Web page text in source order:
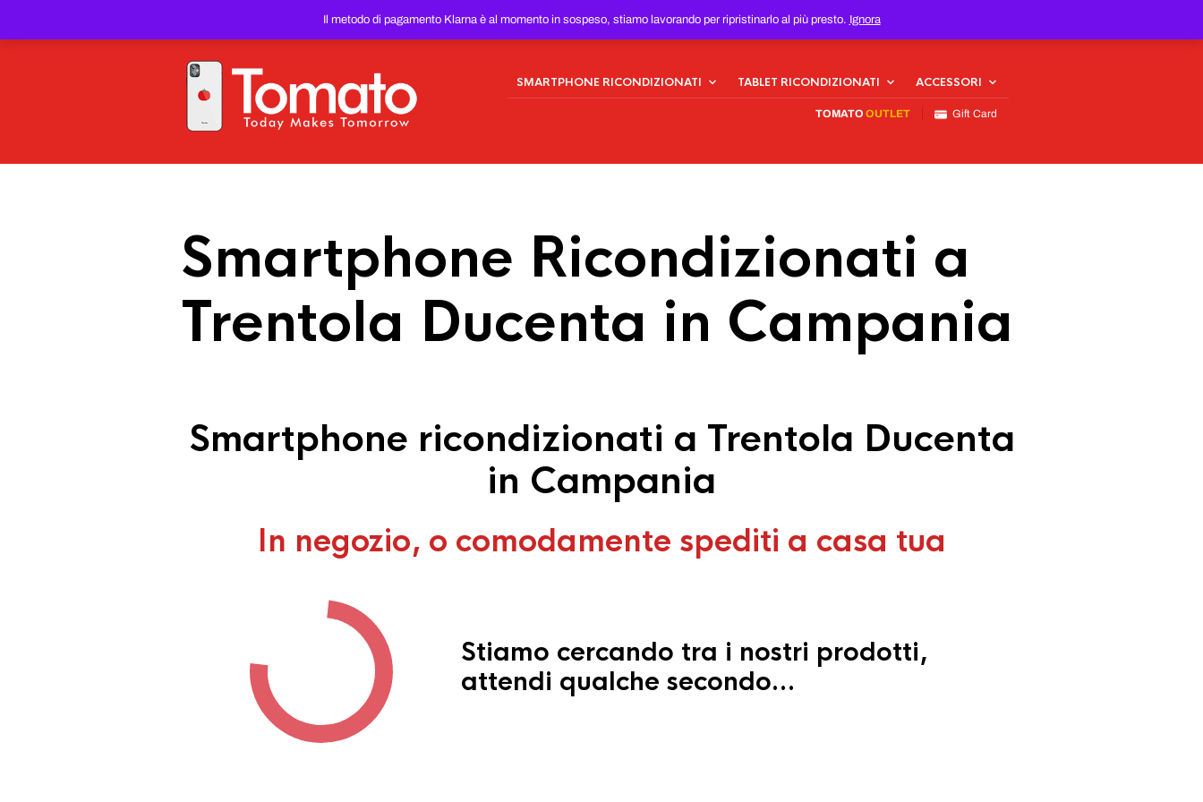
Il metodo di pagamento Klarna è al momento in sospeso, stiamo lavorando per ripristinarlo al più presto. Ignora
PREZZO DEL WEB!
SMARTPHONE RICONDIZIONATI TABLET RICONDIZIONATI ACCESSORI
TOMATO OUTLET Gift Card
Smartphone Ricondizionati a
Trentola Ducenta in Campania
Smartphone ricondizionati a Trentola Ducenta
in Campania
In negozio, o comodamente spediti a casa tua
Stiamo cercando tra i nostri prodotti,
attendi qualche secondo…